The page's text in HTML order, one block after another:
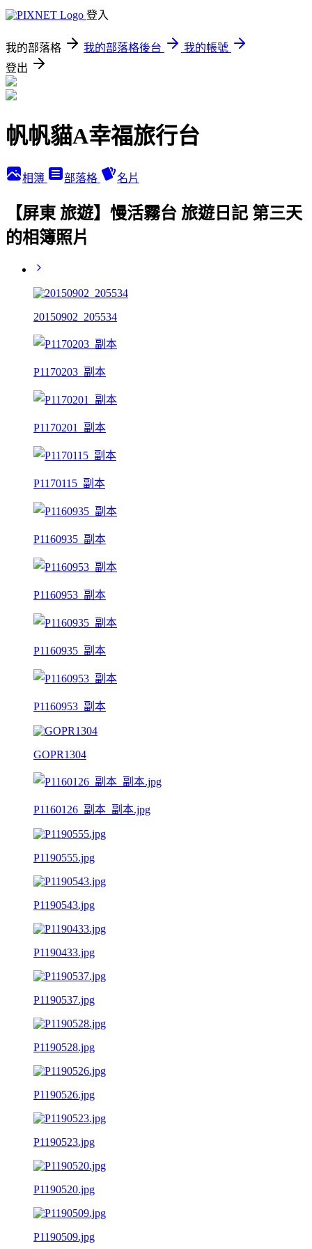
登入
我的部落格 我的部落格後台
我的帳號
登出
帆帆貓A幸福旅行台
相簿 部落格 名片
【屏東 旅遊】慢活霧台 旅遊日記 第三天
的相簿照片
20150902_205534
P1170203_副本
P1170201_副本
P1170115_副本
P1160935_副本
P1160953_副本
P1160935_副本
P1160953_副本
GOPR1304
P1160126_副本_副本.jpg
P1190555.jpg
P1190543.jpg
P1190433.jpg
P1190537.jpg
P1190528.jpg
P1190526.jpg
P1190523.jpg
P1190520.jpg
P1190509.jpg